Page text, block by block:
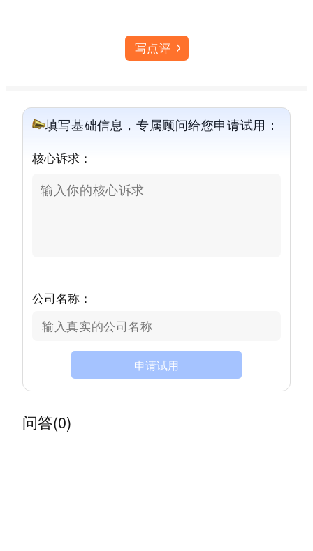
写点评
填写基础信息，专属顾问给您申请试用：
核心诉求：
公司名称：
申请试用
问答(0)